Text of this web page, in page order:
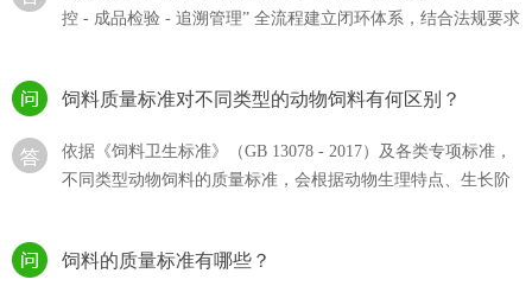
控 - 成品检验 - 追溯管理” 全流程建立闭环体系，结合法规要求
饲料质量标准对不同类型的动物饲料有何区别？
依据《饲料卫生标准》（GB 13078 - 2017）及各类专项标准，
不同类型动物饲料的质量标准，会根据动物生理特点、生长阶
饲料的质量标准有哪些？